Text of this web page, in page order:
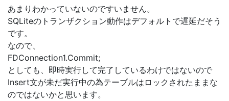
あまりわかっていないのですいません。
SQLiteのトランザクション動作はデフォルトで遅延だそう
です。
なので、
FDConnection1.Commit;
としても、即時実行して完了しているわけではないので
Insert文が未だ実行中の為テーブルはロックされたままな
のではないかと思います。